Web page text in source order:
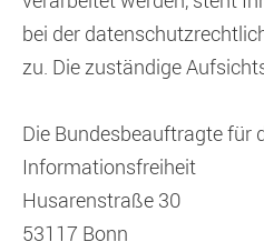
bei der
zu. Die zuständige
Die Bundesbeauftragte für
Informationsfreiheit
Husarenstraße 30
53117 Bonn